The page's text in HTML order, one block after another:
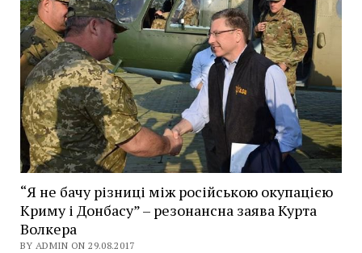
“Я не бачу різниці між російською окупацією
Криму і Донбасу” – резонансна заява Курта
Волкера
BY ADMIN ON 29.08.2017